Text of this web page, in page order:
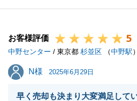
ムーズにご決済を迎えることが
今後とも不動産のことで何かご
も東急リバブルにお声がけくだ
しくお願い申し上げます。
お客様評価 5
中野センター / 東京都 杉並区 （中野駅
N様
N様 2025年6月29日
早く売却も決まり大変満足して